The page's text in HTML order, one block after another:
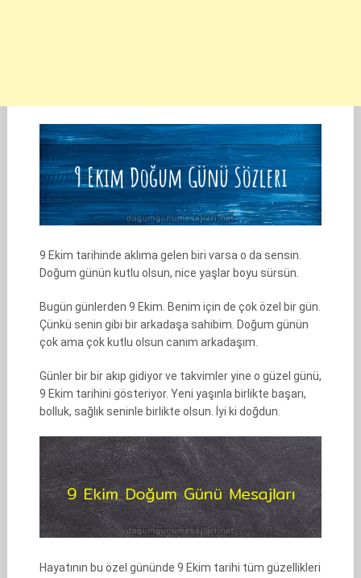
9 Ekim tarihinde aklıma gelen biri varsa o da sensin.
Doğum günün kutlu olsun, nice yaşlar boyu sürsün.
Bugün günlerden 9 Ekim. Benim için de çok özel bir gün.
Çünkü senin gibi bir arkadaşa sahibim. Doğum günün
çok ama çok kutlu olsun canım arkadaşım.
Günler bir bir akıp gidiyor ve takvimler yine o güzel günü,
9 Ekim tarihini gösteriyor. Yeni yaşınla birlikte başarı,
bolluk, sağlık seninle birlikte olsun. İyi ki doğdun.
Hayatının bu özel gününde 9 Ekim tarihi tüm güzellikleri